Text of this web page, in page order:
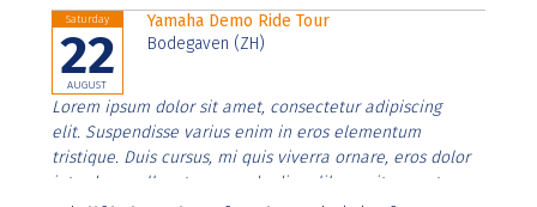
Saturday
22
AUGUST
Yamaha Demo Ride Tour
Bodegaven (ZH)
Lorem ipsum dolor sit amet, consectetur adipiscing
elit. Suspendisse varius enim in eros elementum
tristique. Duis cursus, mi quis viverra ornare, eros dolor
interdum nulla, ut commodo diam libero vitae erat.